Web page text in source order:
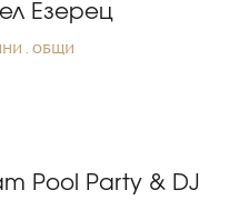
Езерец
ОБЩИ
Pool Party & DJ